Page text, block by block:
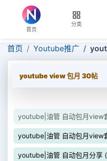
首页
分类
首页 Youtube推广
youtube view 包月 30帖
youtube|油管 自动包月view
youtube|油管 自动包月view
youtube|油管 自动包月分享